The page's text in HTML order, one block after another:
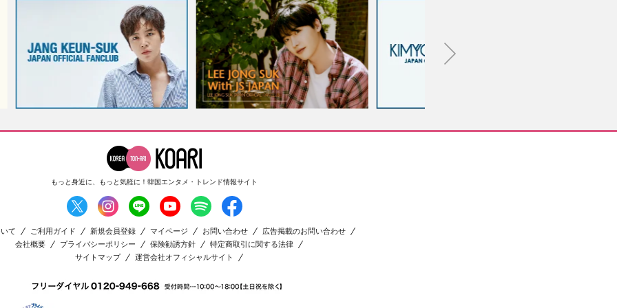
もっと身近に、もっと気軽に！ 韓国エンタメ・トレンド情報サイト
て ご利用ガイド 新規会員登録 マイページ お問い合わせ
広告掲載のお問い合わせ
会社概要
プライバシーポリシー 保険勧誘方針
特定商取引に関する法律
サイトマップ
運営会社オフィシャルサイト